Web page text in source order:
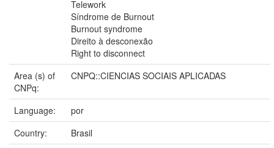
Telework
Síndrome de Burnout
Burnout syndrome
Direito à desconexão
Right to disconnect
Area (s) of
CNPq:
CNPQ::CIENCIAS SOCIAIS APLICADAS
Language:
por
Country:
Brasil